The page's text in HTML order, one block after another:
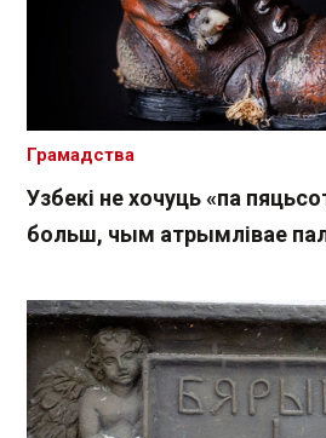
Узбекі не хочуць «па
больш, чым атрымлівае
Грамадства